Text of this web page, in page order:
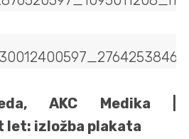
AKC Medika |
izložba plakata